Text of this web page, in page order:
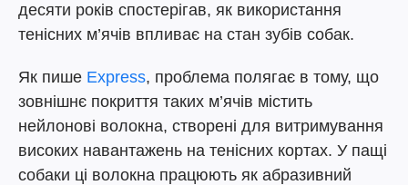
десяти років спостерігав, як використання
тенісних м’ячів впливає на стан зубів собак.
Як пише Express, проблема полягає в тому, що
зовнішнє покриття таких м’ячів містить
нейлонові волокна, створені для витримування
високих навантажень на тенісних кортах. У пащі
собаки ці волокна працюють як абразивний